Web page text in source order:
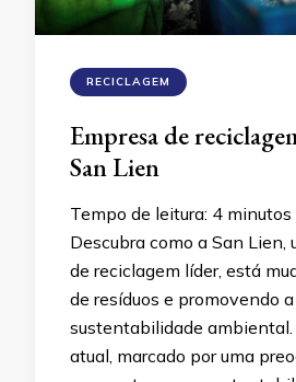
RECICLAGEM
Empresa de
San Lien
Tempo de leitura: 4 minutos
Descubra como a San Lien,
de reciclagem líder, está
de resíduos e promovendo a
sustentabilidade ambiental.
atual, marcado por uma